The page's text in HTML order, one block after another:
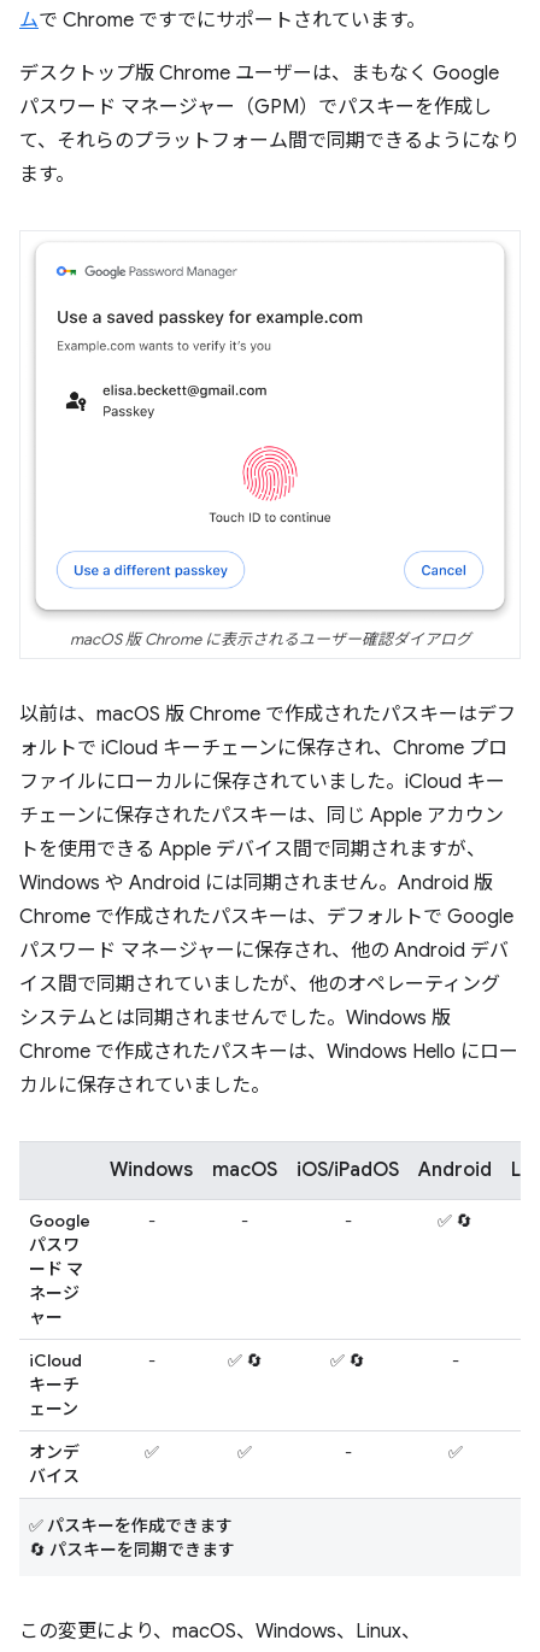
ムで Chrome ですでにサポートされています。
デスクトップ版 Chrome ユーザーは、まもなく Google
パスワード マネージャー（GPM）でパスキーを作成し
て、それらのプラットフォーム間で同期できるようになり
ます。
macOS 版 Chrome に表示されるユーザー確認ダイアログ
以前は、macOS 版 Chrome で作成されたパスキーはデフ
ォルトで iCloud キーチェーンに保存され、Chrome プロ
ファイルにローカルに保存されていました。iCloud キー
チェーンに保存されたパスキーは、同じ Apple アカウン
トを使用できる Apple デバイス間で同期されますが、
Windows や Android には同期されません。Android 版
Chrome で作成されたパスキーは、デフォルトで Google
パスワード マネージャーに保存され、他の Android デバ
イス間で同期されていましたが、他のオペレーティング
システムとは同期されませんでした。Windows 版
Chrome で作成されたパスキーは、Windows Hello にロー
カルに保存されていました。
Windows macOS iOS/iPadOS Android
Google
パスワ
ード マ
ネージ
ャー
- - - ✅ 🔄
iCloud
キーチ
ェーン
- ✅ 🔄 ✅ 🔄 -
オンデ
バイス
✅ ✅ - ✅
✅ パスキーを作成できます
🔄 パスキーを同期できます
この変更により、macOS、Windows、Linux、